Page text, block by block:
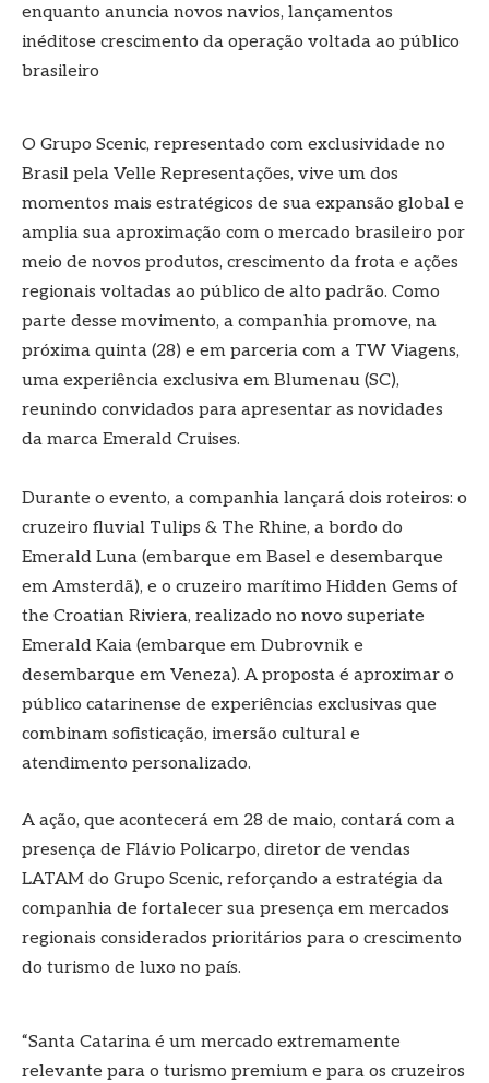
enquanto anuncia novos navios, lançamentos
inéditose crescimento da operação voltada ao público
brasileiro
O Grupo Scenic, representado com exclusividade no
Brasil pela Velle Representações, vive um dos
momentos mais estratégicos de sua expansão global e
amplia sua aproximação com o mercado brasileiro por
meio de novos produtos, crescimento da frota e ações
regionais voltadas ao público de alto padrão. Como
parte desse movimento, a companhia promove, na
próxima quinta (28) e em parceria com a TW Viagens,
uma experiência exclusiva em Blumenau (SC),
reunindo convidados para apresentar as novidades
da marca Emerald Cruises.
Durante o evento, a companhia lançará dois roteiros: o
cruzeiro fluvial Tulips & The Rhine, a bordo do
Emerald Luna (embarque em Basel e desembarque
em Amsterdã), e o cruzeiro marítimo Hidden Gems of
the Croatian Riviera, realizado no novo superiate
Emerald Kaia (embarque em Dubrovnik e
desembarque em Veneza). A proposta é aproximar o
público catarinense de experiências exclusivas que
combinam sofisticação, imersão cultural e
atendimento personalizado.
A ação, que acontecerá em 28 de maio, contará com a
presença de Flávio Policarpo, diretor de vendas
LATAM do Grupo Scenic, reforçando a estratégia da
companhia de fortalecer sua presença em mercados
regionais considerados prioritários para o crescimento
do turismo de luxo no país.
“Santa Catarina é um mercado extremamente
relevante para o turismo premium e para os cruzeiros